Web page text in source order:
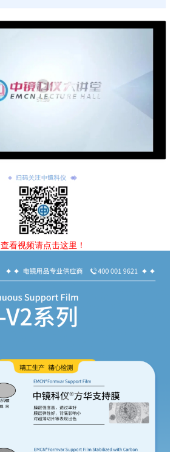
查看视频请点击这里！